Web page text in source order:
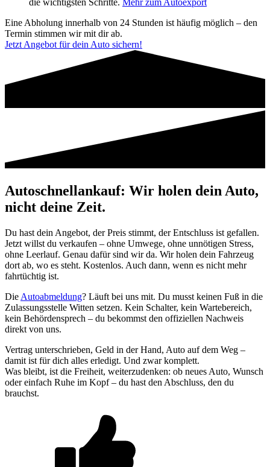
die wichtigsten Schritte. Mehr zum Autoexport
Eine Abholung innerhalb von 24 Stunden ist häufig möglich – den
Termin stimmen wir mit dir ab.
Jetzt Angebot für dein Auto sichern!
Autoschnellankauf: Wir holen dein Auto,
nicht deine Zeit.
Du hast dein Angebot, der Preis stimmt, der Entschluss ist gefallen.
Jetzt willst du verkaufen – ohne Umwege, ohne unnötigen Stress,
ohne Leerlauf. Genau dafür sind wir da. Wir holen dein Fahrzeug
dort ab, wo es steht. Kostenlos. Auch dann, wenn es nicht mehr
fahrtüchtig ist.
Die Autoabmeldung? Läuft bei uns mit. Du musst keinen Fuß in die
Zulassungsstelle Witten setzen. Kein Schalter, kein Wartebereich,
kein Behördensprech – du bekommst den offiziellen Nachweis
direkt von uns.
Vertrag unterschrieben, Geld in der Hand, Auto auf dem Weg –
damit ist für dich alles erledigt. Und zwar komplett.
Was bleibt, ist die Freiheit, weiterzudenken: ob neues Auto, Wunsch
oder einfach Ruhe im Kopf – du hast den Abschluss, den du
brauchst.